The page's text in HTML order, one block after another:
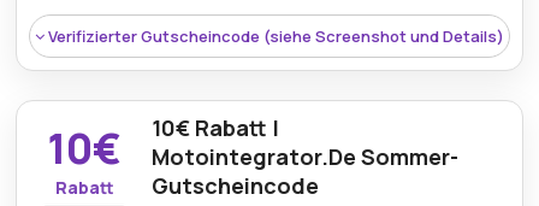
Verifizierter Gutscheincode (siehe Screenshot und Details)
10€
Rabatt
10€ Rabatt |
Motointegrator.De Sommer-
Gutscheincode